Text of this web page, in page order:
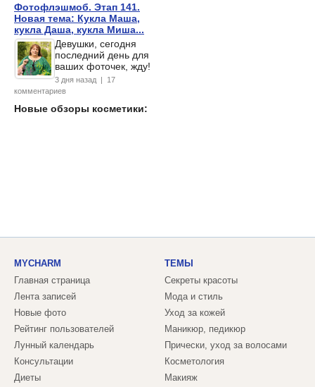
Фотофлэшмоб. Этап 141.
Новая тема: Кукла Маша,
кукла Даша, кукла Миша...
Девушки, сегодня
последний день для
ваших фоточек, жду!
3 дня назад | 17
комментариев
Новые обзоры косметики:
MYCHARM
Главная страница
Лента записей
Новые фото
Рейтинг пользователей
Лунный календарь
Консультации
Диеты
ТЕМЫ
Секреты красоты
Мода и стиль
Уход за кожей
Маникюр, педикюр
Прически, уход за волосами
Косметология
Макияж